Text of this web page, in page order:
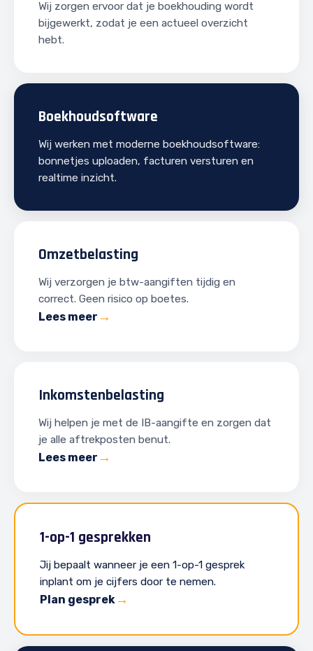
Wij zorgen ervoor dat je boekhouding wordt
bijgewerkt, zodat je een actueel overzicht
hebt.
Boekhoudsoftware
Wij werken met moderne boekhoudsoftware:
bonnetjes uploaden, facturen versturen en
realtime inzicht.
Omzetbelasting
Wij verzorgen je btw-aangiften tijdig en
correct. Geen risico op boetes.
Lees meer
Inkomstenbelasting
Wij helpen je met de IB-aangifte en zorgen dat
je alle aftrekposten benut.
Lees meer
1-op-1 gesprekken
Jij bepaalt wanneer je een 1-op-1 gesprek
inplant om je cijfers door te nemen.
Plan gesprek